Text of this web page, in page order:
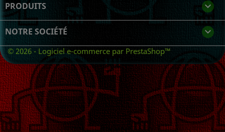
PRODUITS 
NOTRE SOCIÉTÉ 
© 2026 - Logiciel e-commerce par PrestaShop™